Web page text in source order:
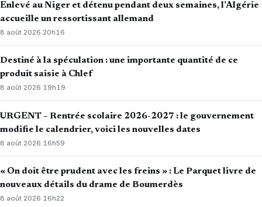
Enlevé au Niger et détenu pendant deux semaines, l’Algérie
accueille un ressortissant allemand
8 août 2026·20h16
Destiné à la spéculation : une importante quantité de ce
produit saisie à Chlef
8 août 2026·19h19
URGENT – Rentrée scolaire 2026-2027 : le gouvernement
modifie le calendrier, voici les nouvelles dates
8 août 2026· 16h59
« On doit être prudent avec les freins » : Le Parquet livre de
nouveaux détails du drame de Boumerdès
8 août 2026·16h22